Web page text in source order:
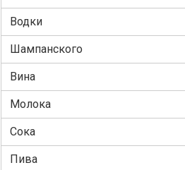
Водки
Шампанского
Вина
Молока
Сока
Пива